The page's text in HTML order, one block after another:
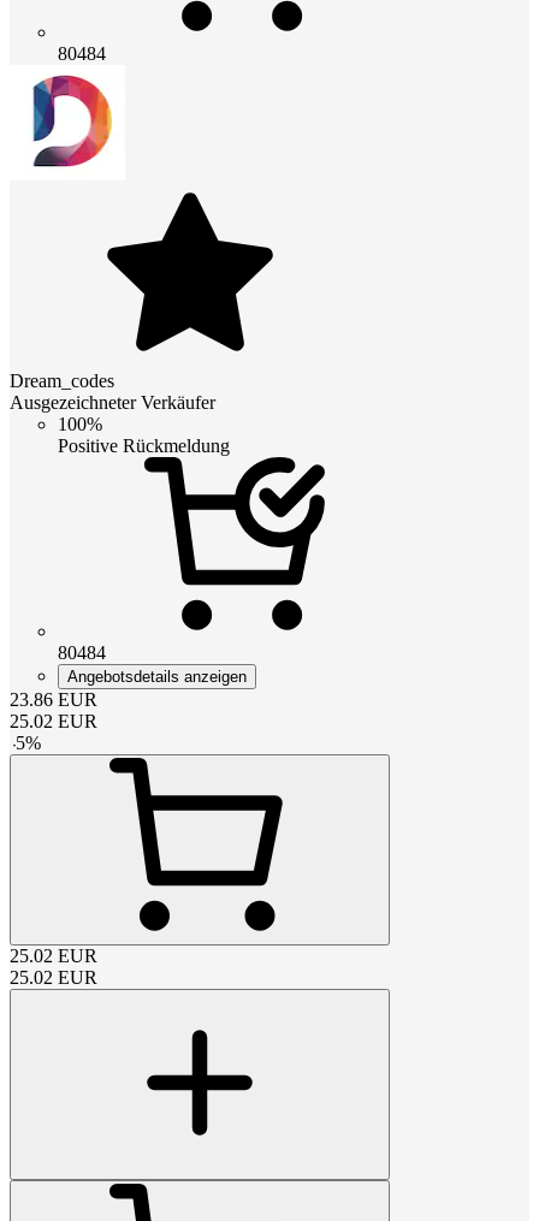
80484
Dream_codes
Ausgezeichneter Verkäufer
100%
Positive Rückmeldung
80484
Angebotsdetails anzeigen
23.86 EUR
25.02 EUR
-5%
25.02 EUR
25.02 EUR